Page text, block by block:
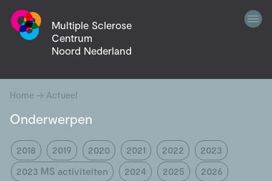
Multiple Sclerose
Centrum
Noord Nederland
Home → Actueel
Onderwerpen
2018 2019 2020 2021 2022
2023
2023 MS activiteiten
2024 2025
2026